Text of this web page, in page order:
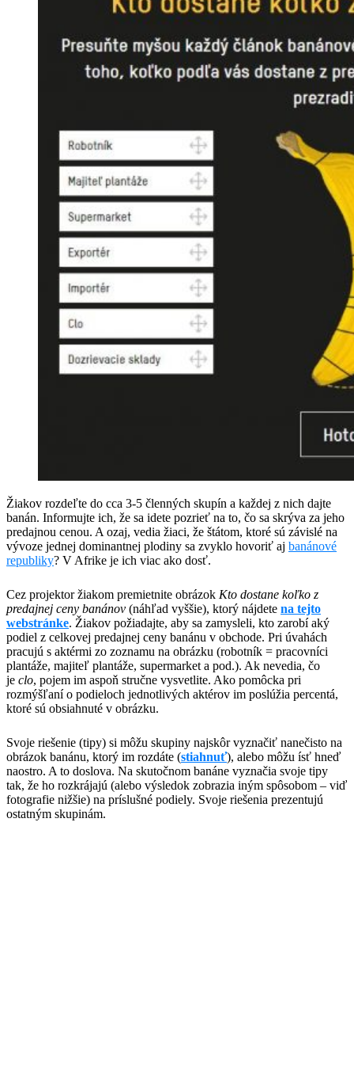
Žiakov rozdeľte do cca 3-5 členných skupín a každej z nich dajte
banán. Informujte ich, že sa idete pozrieť na to, čo sa skrýva za jeho
predajnou cenou. A ozaj, vedia žiaci, že štátom, ktoré sú závislé na
vývoze jednej dominantnej plodiny sa zvyklo hovoriť aj banánové
republiky? V Afrike je ich viac ako dosť.
Cez projektor žiakom premietnite obrázok Kto dostane koľko z
predajnej ceny banánov ​(náhľad vyššie), ktorý nájdete na tejto
webstránke. Žiakov požiadajte, aby sa zamysleli, kto zarobí aký
podiel z celkovej predajnej ceny banánu v obchode. Pri úvahách
pracujú s aktérmi zo zoznamu na obrázku (robotník = pracovníci
plantáže, majiteľ plantáže, supermarket a pod.). Ak nevedia, čo
je clo, pojem im aspoň stručne vysvetlite. Ako pomôcka pri
rozmýšľaní o podieloch jednotlivých aktérov im poslúžia percentá,
ktoré sú obsiahnuté v obrázku.
​Svoje riešenie (tipy) si môžu skupiny najskôr vyznačiť nanečisto na
obrázok banánu, ktorý im rozdáte (stiahnuť), alebo môžu ísť hneď
naostro. A to doslova. Na skutočnom banáne vyznačia svoje tipy
tak, že ho rozkrájajú (alebo výsledok zobrazia iným spôsobom – viď
fotografie nižšie) na príslušné podiely. Svoje riešenia prezentujú
ostatným skupinám.